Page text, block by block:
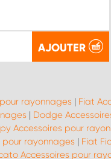
AJOUTER
rayonnages | Fiat
| Dodge
Accessoires pour
pour rayonnages | Fiat
Accessoires pour